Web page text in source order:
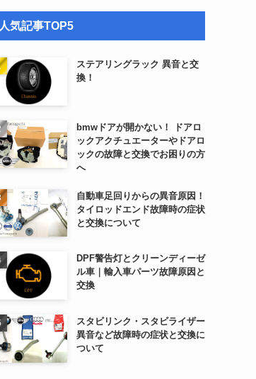
人気記事TOP5
ステアリングラック 異音と交
換！
bmwドアが開かない！ ドアロ
ックアクチュエーターやドアロ
ックの故障と交換でお困りの方
へ
自動車足回りからの異音原因！
タイロッドエンド故障時の症状
と交換について
DPF警告灯とクリーンディーゼ
ル車｜輸入車パーツ故障原因と
交換
スタビリンク・スタビライザー
異音など故障時の症状と交換に
ついて